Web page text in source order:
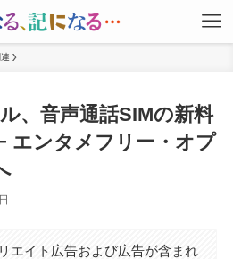
、音声通話SIMの新料
エンタメフリー・オプ
エイト広告および広告が含まれ